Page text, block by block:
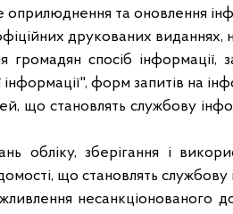
та оновлення
друкованих виданнях,
спосіб інформації,
форм запитів на
що становлять службову
обліку, зберігання і
що становлять
несанкціонованого